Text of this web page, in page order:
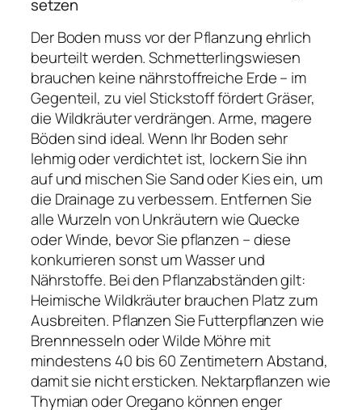
setzen
Der Boden muss vor der Pflanzung ehrlich
beurteilt werden. Schmetterlingswiesen
brauchen keine nährstoffreiche Erde – im
Gegenteil, zu viel Stickstoff fördert Gräser,
die Wildkräuter verdrängen. Arme, magere
Böden sind ideal. Wenn Ihr Boden sehr
lehmig oder verdichtet ist, lockern Sie ihn
auf und mischen Sie Sand oder Kies ein, um
die Drainage zu verbessern. Entfernen Sie
alle Wurzeln von Unkräutern wie Quecke
oder Winde, bevor Sie pflanzen – diese
konkurrieren sonst um Wasser und
Nährstoffe. Bei den Pflanzabständen gilt:
Heimische Wildkräuter brauchen Platz zum
Ausbreiten. Pflanzen Sie Futterpflanzen wie
Brennnesseln oder Wilde Möhre mit
mindestens 40 bis 60 Zentimetern Abstand,
damit sie nicht ersticken. Nektarpflanzen wie
Thymian oder Oregano können enger